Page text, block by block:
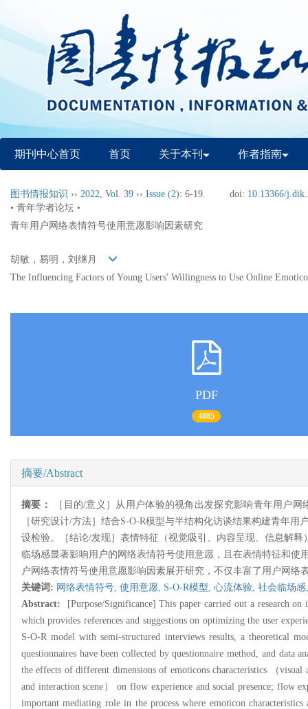
期刊中心首页 首页 关于本刊 作者指南
图书情报知识 ›› 2022, Vol. 39 ›› Issue (2): 6-19. doi: 10.13366/
• 青年学者论坛 •
青年用户网络表情符号使用意愿影响因素研究
胡敏，易明，刘继月
The Influencing Factors of Young Users' Willingness to Use Online
PDF
4085
摘要/Abstract
摘要：
［目的/意义］从用户体验的视角出发探究影响青年用户
［研究设计/方法］结合S-O-R模型与半结构化访谈结果构建青年
设检验。［结论/发现］表情特征（视觉吸引、内容呈现、信息解
临场感显著影响用户的网络表情符号使用意愿，且在表情特征和
户网络表情符号使用意愿影响因素展开研究，不仅丰富了用户网
关键词: 网络表情符号, 使用意愿, S-O-R模型, 心流体验, 社会临场
Abstract:
[Purpose/Significance] This paper carried out a research
which provides references and suggestions on optimizing the user
S-O-R model with semi-structured interviews results, a theoretical
questionnaires have been collected by questionnaire method, and
the effects of different dimensions of emoticons characteristics （
and interaction scene） on flow experience and social presence; flow
important mediating role in the process where emoticon